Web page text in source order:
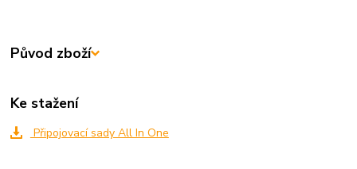
Původ zboží
Ke stažení
Připojovací sady All In One